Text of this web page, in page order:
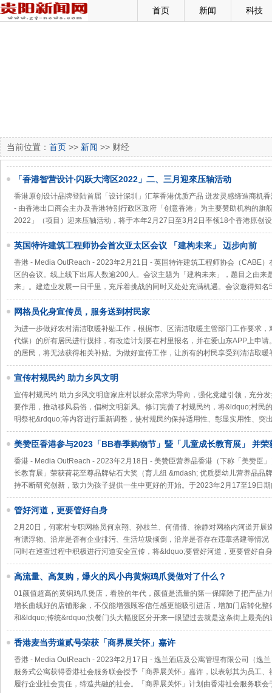
首页 新闻 科技
当前位置： 首页 >> 新闻 >> 财经
「香港智营设计‧闪跃大湾区2022」二、三月迎來压轴活动
香港原创设计品牌登陆首届「设计深圳」汇萃香港优质产品 迸发灵感缔造商机
- 由香港出口商会主办及香港特别行政区政府「创意香港」为主要赞助机构的旗
2022」（项目）迎来压轴活动，将于本年2月27日至3月2日率领18个香港原创
英国特许建筑工程师协会首次亚太区会议 「建构未来」 迈步向前
香港 - Media OutReach - 2023年2月21日 - 英国特许建筑工程师协会（CABE
区的会议。线上线下出席人数逾200人。会议主题为「建构未来」，题目之由来
来」。建造业发展一日千里，充斥着挑战的同时又处处充满机遇。会议邀得知
网格员化身宣传员，服务送到村民家
为进一步做好农村清洁取暖补贴工作，根据市、区清洁取暖主管部门工作要求
代煤）的所有居民进行摸排，有改造计划要在村里报名，并在爱山东APP上申
的居民，将无法获得相关补贴。为做好宣传工作，让所有的村民享受到清洁取暖
宣传村规民约 助力乡风文明
宣传村规民约 助力乡风文明唐家庄村以群众需求为导向，强化党建引领，充分
要作用，推动移风易俗，倡树文明新风。修订完善了村规民约，将&ldquo;村民
明祭祀&rdquo;等内容进行重新调整，使村规民约保持适用性、彰显实用性、突
美赞臣香港参与2023「BB春季购物节」暨「儿童成长教育展」 并荣
大奖
香港 - Media OutReach - 2023年2月18日 - 美赞臣营养品香港（下称「美赞臣
长教育展」荣获荷花至尊品牌钻石大奖（育儿组 &mdash; 优质婴幼儿营养品品
持不断研究创新，致力为孩子提供一生中更好的开始。于2023年2月17至19日
管好河道，更要管好自身
2月20日，何家村专职网格员何京翔、孙枝兰、何倩倩、徐静对网格内河道开展
有漂浮物、沿岸是否有企业排污、生活垃圾倾倒，沿岸是否存在违章搭建等情
同时在巡查过程中积极进行河道安全宣传，将&ldquo;要管好河道，更要管好自
高流量、高复购，爆火的凤小冉黄焖鸡爪煲做对了什么？
01颜值超高的黄焖鸡爪煲店，看脸的年代，颜值是流量的第一保障除了把产品
增长曲线好的店铺形象，不仅能增强顾客信任感更能吸引进店，增加门店转化
和&ldquo;传统&rdquo;快餐门头大幅度区分开来一眼望过去就是这条街上最亮的
香港麦当劳道贰号荣获「商界展关怀」嘉许
香港 - Media OutReach - 2023年2月17日 - 逸兰酒店及公寓管理有限公司（逸
服务式公寓获得香港社会服务联会授予「商界展关怀」嘉许，以表彰其为员工
履行企业社会责任，缔造共融的社会。「商界展关怀」计划由香港社会服务联